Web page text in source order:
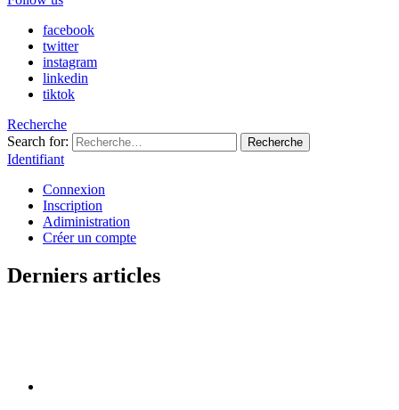
facebook
twitter
instagram
linkedin
tiktok
Recherche
Search for:
Recherche
Identifiant
Connexion
Inscription
Adiministration
Créer un compte
Derniers articles